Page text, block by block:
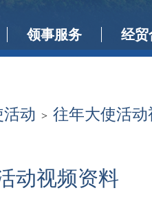
领事服务 经贸
活动 > 往年大使活
动视频资料